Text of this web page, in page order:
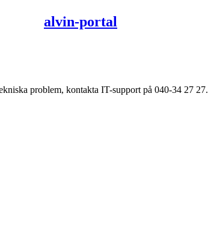
alvin-portal
problem, kontakta IT-support på 040-34 27 27.